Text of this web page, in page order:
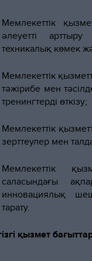
Мемлекеттік
әлеуетті
техникалық көмек
Мемлекеттік
тәжірибе мен
тренингтерді өткізу;
Мемлекеттік
зерттеулер мен
Мемлекеттік
саласындағы
инновациялық
тарату.
қызмет